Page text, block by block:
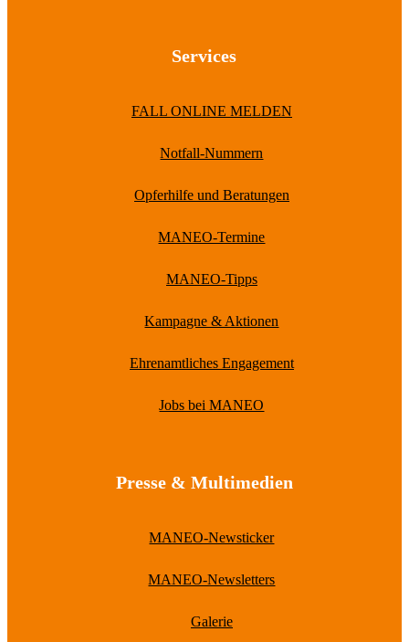
Services
FALL ONLINE MELDEN
Notfall-Nummern
Opferhilfe und Beratungen
MANEO-Termine
MANEO-Tipps
Kampagne & Aktionen
Ehrenamtliches Engagement
Jobs bei MANEO
Presse & Multimedien
MANEO-Newsticker
MANEO-Newsletters
Galerie